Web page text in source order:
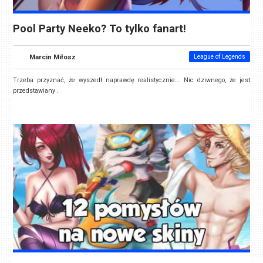
Pool Party Neeko? To tylko fanart!
Marcin Miłosz League of Legends
Trzeba przyznać, że wyszedł naprawdę realistycznie... Nic dziwnego, że jest
przedstawiany .